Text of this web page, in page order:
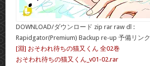
DOWNLOAD/ダウンロード zip rar raw dl :
Rapidgator(Premium) Backup re-up 予備リンク
[淵] おそわれ待ちの猫又くん 全02巻
おそわれ待ちの猫又くん_v01-02.rar